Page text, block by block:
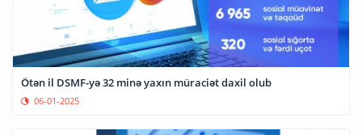
Ötən il DSMF-yə 32 minə yaxın müraciət daxil olub
06-01-2025